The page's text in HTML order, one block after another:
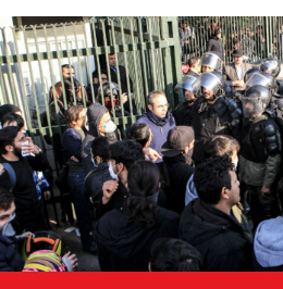
iran_page.jpg